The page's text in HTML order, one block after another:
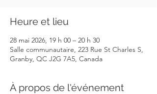
Heure et lieu
28 mai 2026, 19 h 00 – 20 h 30
Salle communautaire, 223 Rue St Charles S,
Granby, QC J2G 7A5, Canada
À propos de l'événement